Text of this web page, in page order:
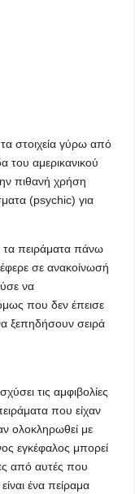
στοιχεία γύρω από
του αμερικανικού
πιθανή χρήση
(psychic) για
τα πειράματα πάνω
σε ανακοίνωσή
να
που δεν έπεισε
ξεπηδήσουν σειρά
τις αμφιβολίες
που είχαν
ολοκληρωθεί με
εγκέφαλος μπορεί
από αυτές που
ένα πείραμα